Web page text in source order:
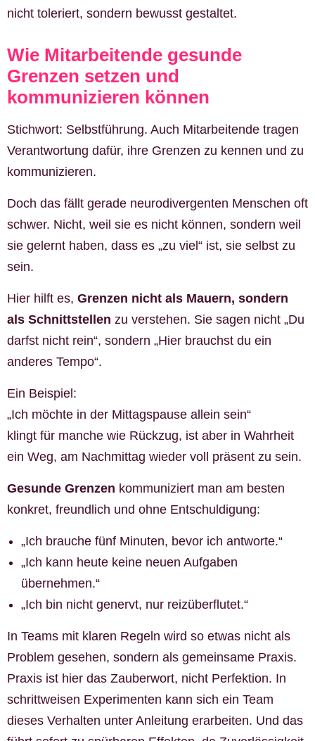
nicht toleriert, sondern bewusst gestaltet.
Wie Mitarbeitende gesunde
Grenzen setzen und
kommunizieren können
Stichwort: Selbstführung. Auch Mitarbeitende tragen
Verantwortung dafür, ihre Grenzen zu kennen und zu
kommunizieren.
Doch das fällt gerade neurodivergenten Menschen oft
schwer. Nicht, weil sie es nicht können, sondern weil
sie gelernt haben, dass es „zu viel“ ist, sie selbst zu
sein.
Hier hilft es, Grenzen nicht als Mauern, sondern
als Schnittstellen zu verstehen. Sie sagen nicht „Du
darfst nicht rein“, sondern „Hier brauchst du ein
anderes Tempo“.
Ein Beispiel:
„Ich möchte in der Mittagspause allein sein“
klingt für manche wie Rückzug, ist aber in Wahrheit
ein Weg, am Nachmittag wieder voll präsent zu sein.
Gesunde Grenzen kommuniziert man am besten
konkret, freundlich und ohne Entschuldigung:
„Ich brauche fünf Minuten, bevor ich antworte.“
„Ich kann heute keine neuen Aufgaben
übernehmen.“
„Ich bin nicht genervt, nur reizüberflutet.“
In Teams mit klaren Regeln wird so etwas nicht als
Problem gesehen, sondern als gemeinsame Praxis.
Praxis ist hier das Zauberwort, nicht Perfektion. In
schrittweisen Experimenten kann sich ein Team
dieses Verhalten unter Anleitung erarbeiten. Und das